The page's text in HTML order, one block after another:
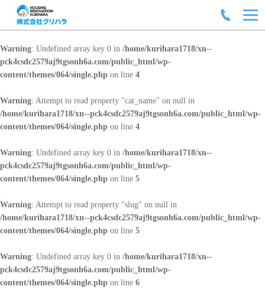
Warning: Undefined array key 0 in /home/kurihara1718/xn--
pck4csdc2579aj9tgsonh6a.com/public_html/wp-
content/themes/064/single.php on line 4
Warning: Attempt to read property "cat_name" on null in
/home/kurihara1718/xn--pck4csdc2579aj9tgsonh6a.com/public_html/wp-
content/themes/064/single.php on line 4
Warning: Undefined array key 0 in /home/kurihara1718/xn--
pck4csdc2579aj9tgsonh6a.com/public_html/wp-
content/themes/064/single.php on line 5
Warning: Attempt to read property "slug" on null in
/home/kurihara1718/xn--pck4csdc2579aj9tgsonh6a.com/public_html/wp-
content/themes/064/single.php on line 5
Warning: Undefined array key 0 in /home/kurihara1718/xn--
pck4csdc2579aj9tgsonh6a.com/public_html/wp-
content/themes/064/single.php on line 6